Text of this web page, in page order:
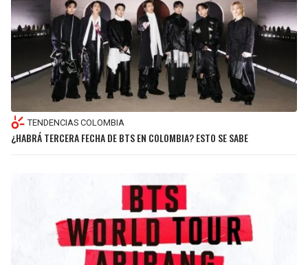
TENDENCIAS COLOMBIA
¿HABRÁ TERCERA FECHA DE BTS EN COLOMBIA? ESTO SE SABE